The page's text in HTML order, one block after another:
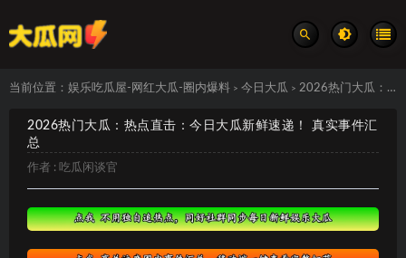
当前位置： 娱乐吃瓜屋-网红大瓜-圈内爆料 > 今日大瓜 > 2026热门大瓜：热点直击：今日大瓜新鲜速递！ 真实事件汇总
2026热门大瓜：热点直击：今日大瓜新鲜速递！ 真实事件汇
总
作者 : 吃瓜闲谈官